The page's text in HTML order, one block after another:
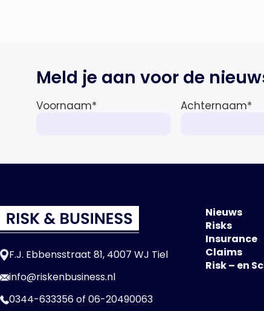
Meld je aan voor de
Voornaam* Achternaam*
F.J. Ebbensstraat 81, 4007 WJ Tiel
info@riskenbusiness.nl
0344-633356of 06-20490063
Nieuws
Risks
Insurance
Claims
Risk – en